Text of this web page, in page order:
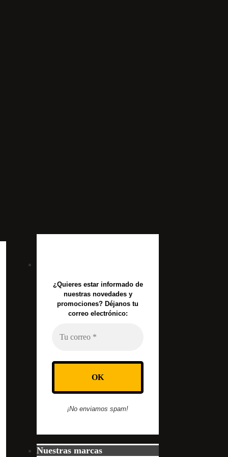
¿Quieres estar informado de
nuestras novedades y
promociones? Déjanos tu
correo electrónico:
¡No enviamos spam!
Nuestras marcas